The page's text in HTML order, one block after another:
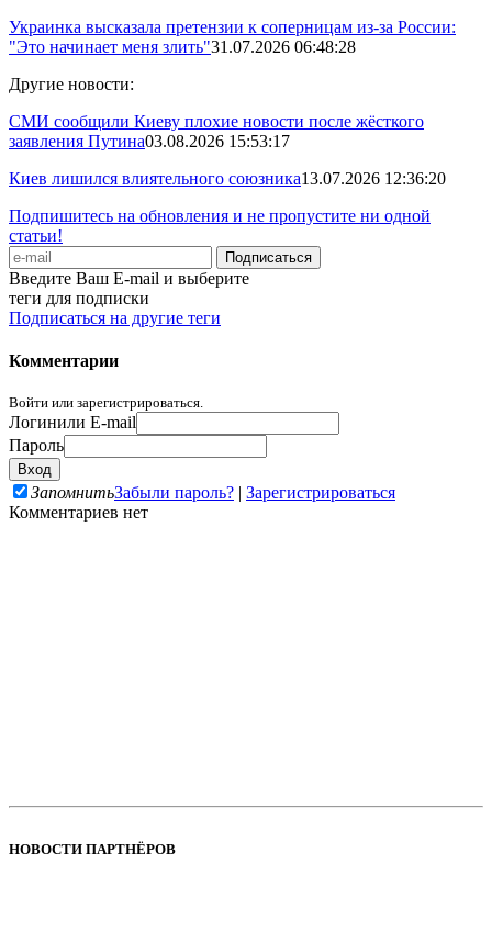
Украинка высказала претензии к соперницам из-за России:
"Это начинает меня злить"31.07.2026 06:48:28
Другие новости:
СМИ сообщили Киеву плохие новости после жёсткого
заявления Путина03.08.2026 15:53:17
Киев лишился влиятельного союзника13.07.2026 12:36:20
Подпишитесь на обновления и не пропустите ни одной
статьи!
Введите Ваш E-mail и выберите
теги для подписки
Подписаться на другие теги
Комментарии
Войти или зарегистрироваться.
Логинили E-mail
Пароль
ЗапомнитьЗабыли пароль? | Зарегистрироваться
Комментариев нет
НОВОСТИ ПАРТНЁРОВ